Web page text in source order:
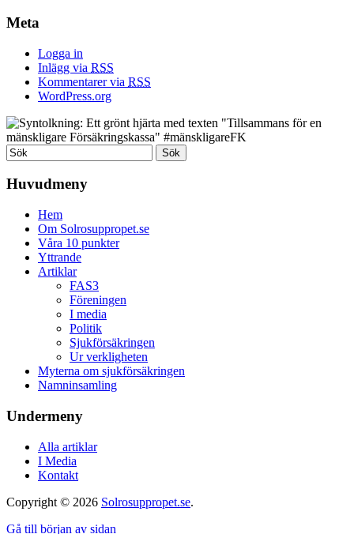
Meta
Logga in
Inlägg via RSS
Kommentarer via RSS
WordPress.org
Huvudmeny
Hem
Om Solrosuppropet.se
Våra 10 punkter
Yttrande
Artiklar
FAS3
Föreningen
I media
Politik
Sjukförsäkringen
Ur verkligheten
Myterna om sjukförsäkringen
Namninsamling
Undermeny
Alla artiklar
I Media
Kontakt
Copyright © 2026 Solrosuppropet.se.
Gå till början av sidan